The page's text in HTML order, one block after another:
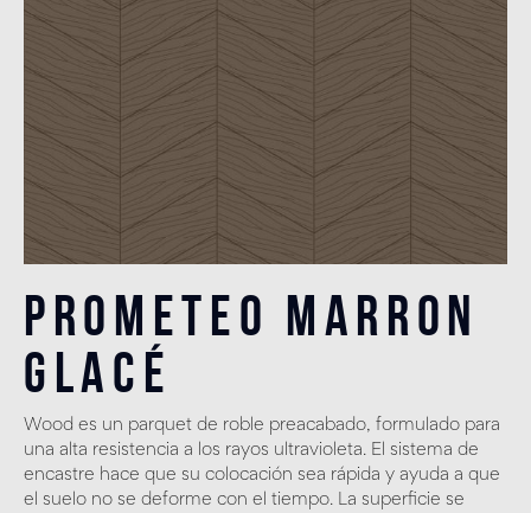
Prometeo Marron
Glacé
Wood es un parquet de roble preacabado, formulado para
una alta resistencia a los rayos ultravioleta. El sistema de
encastre hace que su colocación sea rápida y ayuda a que
el suelo no se deforme con el tiempo. La superficie se